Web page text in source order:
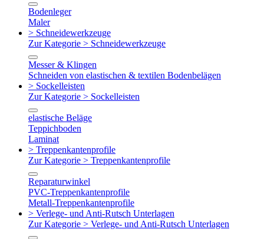
Bodenleger
Maler
> Schneidewerkzeuge
Zur Kategorie > Schneidewerkzeuge
Messer & Klingen
Schneiden von elastischen & textilen Bodenbelägen
> Sockelleisten
Zur Kategorie > Sockelleisten
elastische Beläge
Teppichboden
Laminat
> Treppenkantenprofile
Zur Kategorie > Treppenkantenprofile
Reparaturwinkel
PVC-Treppenkantenprofile
Metall-Treppenkantenprofile
> Verlege- und Anti-Rutsch Unterlagen
Zur Kategorie > Verlege- und Anti-Rutsch Unterlagen